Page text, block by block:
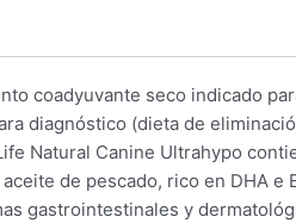
coadyuvante seco indicado
diagnóstico (dieta de
Natural Canine Ultrahypo
de pescado, rico en DHA e
gastrointestinales y